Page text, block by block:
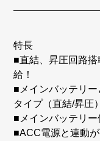
特長
■直結、昇圧回路
給！
■メインバッテリ
タイプ（直結/昇圧
■メインバッテリ
■ACC電源と連動